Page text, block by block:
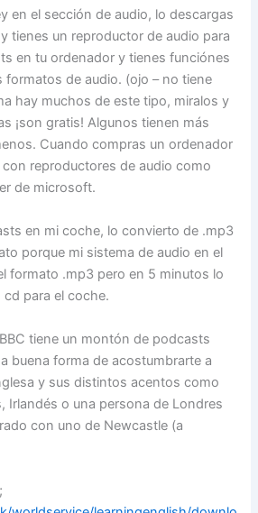
en el sección de audio, lo descargas
tienes un reproductor de audio para
en tu ordenador y tienes funciónes
de audio. (ojo – no tiene
hay muchos de este tipo, miralos y
¡son gratis! Algunos tienen más
Cuando compras un ordenador
reproductores de audio como
de microsoft.
en mi coche, lo convierto de .mp3
porque mi sistema de audio en el
formato .mp3 pero en 5 minutos lo
para el coche.
tiene un montón de podcasts
buena forma de acostumbrarte a
y sus distintos acentos como
Irlandés o una persona de Londres
con uno de Newcastle (a